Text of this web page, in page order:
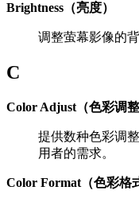
Brightness（亮度）
调整萤幕影像的背
C
Color Adjust（色彩调整
提供数种色彩调
用者的需求。
Color Format（色彩格